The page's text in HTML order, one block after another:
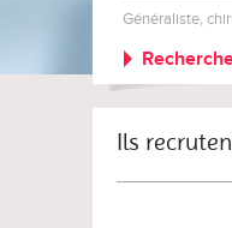
Généraliste,
Ils